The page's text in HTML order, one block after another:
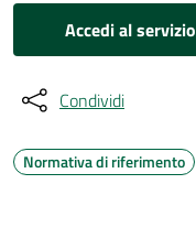
Accedi al servizio
Condividi
Normativa di riferimento